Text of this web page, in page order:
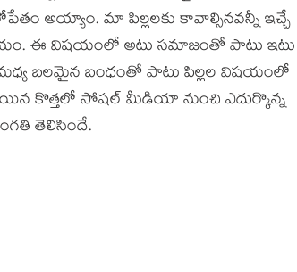
అయ్యాం. మా పిల్ల‌ల‌కు కావాల్సిన‌వ‌న్నీ ఇచ్చే
ఈ విష‌యంలో అటు స‌మాజంతో పాటు ఇటు
మధ్య బ‌ల‌మైన బంధంతో పాటు పిల్ల‌ల విష‌యంలో
కొత్త‌లో సోష‌ల్ మీడియా నుంచి ఎదుర్కొన్న
తెలిసిందే.